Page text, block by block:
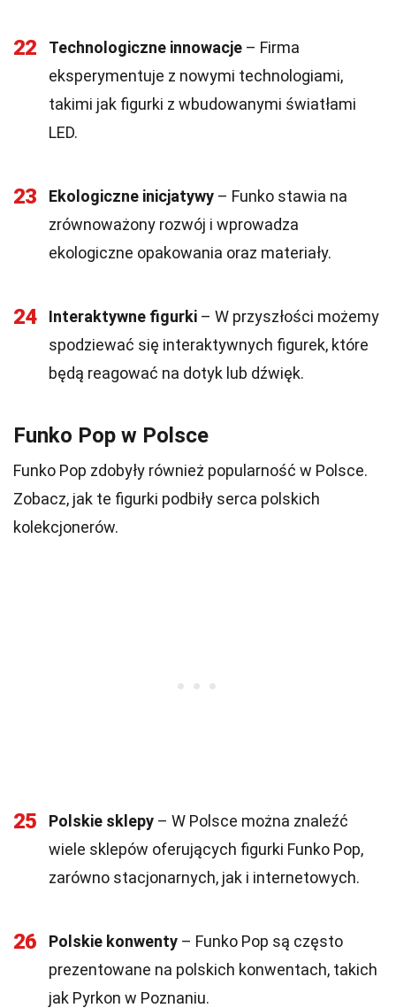
22 Technologiczne innowacje – Firma
eksperymentuje z nowymi technologiami,
takimi jak figurki z wbudowanymi światłami
LED.
23 Ekologiczne inicjatywy – Funko stawia na
zrównoważony rozwój i wprowadza
ekologiczne opakowania oraz materiały.
24 Interaktywne figurki – W przyszłości możemy
spodziewać się interaktywnych figurek, które
będą reagować na dotyk lub dźwięk.
Funko Pop w Polsce
Funko Pop zdobyły również popularność w Polsce.
Zobacz, jak te figurki podbiły serca polskich
kolekcjonerów.
25 Polskie sklepy – W Polsce można znaleźć
wiele sklepów oferujących figurki Funko Pop,
zarówno stacjonarnych, jak i internetowych.
26 Polskie konwenty – Funko Pop są często
prezentowane na polskich konwentach, takich
jak Pyrkon w Poznaniu.